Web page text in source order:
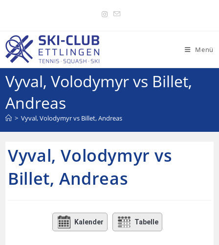
Menü
Vyval, Volodymyr vs Billet,
Andreas
> Vyval, Volodymyr vs Billet, Andreas
Vyval, Volodymyr vs
Billet, Andreas
Kalender Tabelle